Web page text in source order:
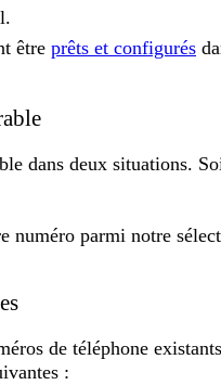
être prêts et configurés
dans deux situations.
numéro parmi notre
de téléphone
: